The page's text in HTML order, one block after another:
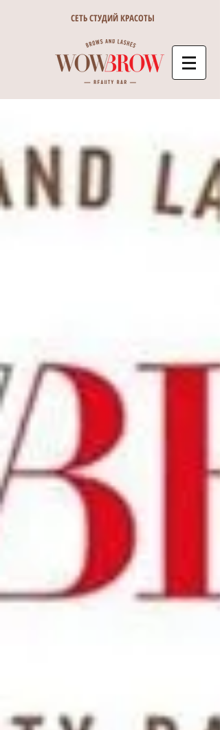
СЕТЬ СТУДИЙ КРАСОТЫ